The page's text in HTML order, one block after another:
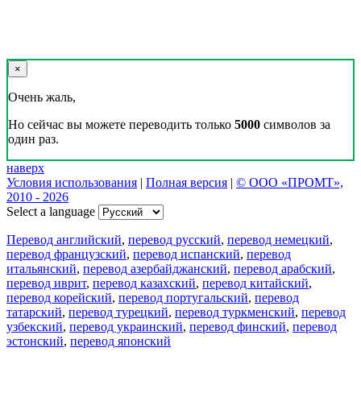
×
Очень жаль,
Но сейчас вы можете переводить только 5000 символов за
один раз.
наверх
Условия использования | Полная версия | © ООО «ПРОМТ»,
2010 - 2026
Select a language
Перевод английский, перевод русский, перевод немецкий,
перевод французский, перевод испанский, перевод
итальянский, перевод азербайджанский, перевод арабский,
перевод иврит, перевод казахский, перевод китайский,
перевод корейский, перевод португальский, перевод
татарский, перевод турецкий, перевод туркменский, перевод
узбекский, перевод украинский, перевод финский, перевод
эстонский, перевод японский